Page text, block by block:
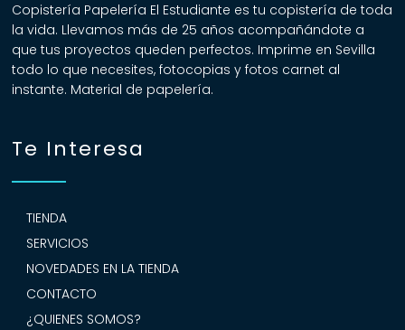
Copistería Papelería El Estudiante es tu copistería de toda
la vida. Llevamos más de 25 años acompañándote a
que tus proyectos queden perfectos. Imprime en Sevilla
todo lo que necesites, fotocopias y fotos carnet al
instante. Material de papelería.
Te Interesa
TIENDA
SERVICIOS
NOVEDADES EN LA TIENDA
CONTACTO
¿QUIENES SOMOS?